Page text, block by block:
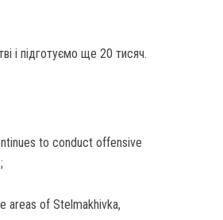
і підготуємо ще 20 тисяч.
to conduct offensive
areas of Stelmakhivka,